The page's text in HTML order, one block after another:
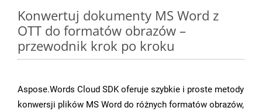
Konwertuj dokumenty MS Word z
OTT do formatów obrazów –
przewodnik krok po kroku
Aspose.Words Cloud SDK oferuje szybkie i proste metody
konwersji plików MS Word do różnych formatów obrazów,